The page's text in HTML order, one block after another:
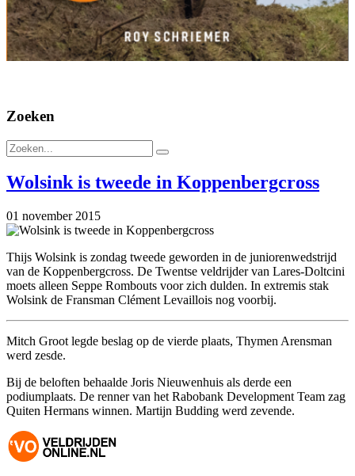
Zoeken
Wolsink is tweede in Koppenbergcross
01 november 2015
Thijs Wolsink is zondag tweede geworden in de juniorenwedstrijd
van de Koppenbergcross. De Twentse veldrijder van Lares-Doltcini
moets alleen Seppe Rombouts voor zich dulden. In extremis stak
Wolsink de Fransman Clément Levaillois nog voorbij.
Mitch Groot legde beslag op de vierde plaats, Thymen Arensman
werd zesde.
Bij de beloften behaalde Joris Nieuwenhuis als derde een
podiumplaats. De renner van het Rabobank Development Team zag
Quiten Hermans winnen. Martijn Budding werd zevende.